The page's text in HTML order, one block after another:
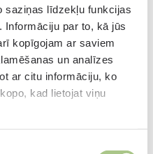
saziņas līdzekļu funkcijas
Informāciju par to, kā jūs
kopīgojam ar saviem
un analīzes
ar citu informāciju, ko
kad lietojat viņu